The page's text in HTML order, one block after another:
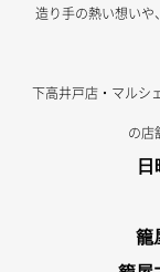
造り手の熱い想い
下高井戸店・マルシ
の店
籠